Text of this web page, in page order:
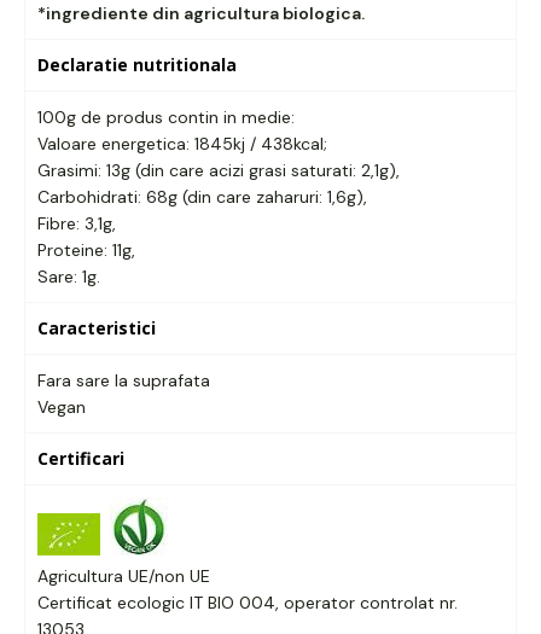
*ingrediente din agricultura biologica.
Declaratie nutritionala
100g de produs contin in medie:
Valoare energetica: 1845kj / 438kcal;
Grasimi: 13g (din care acizi grasi saturati: 2,1g),
Carbohidrati: 68g (din care zaharuri: 1,6g),
Fibre: 3,1g,
Proteine: 11g,
Sare: 1g.
Caracteristici
Fara sare la suprafata
Vegan
Certificari
Agricultura UE/non UE
Certificat ecologic IT BIO 004, operator controlat nr.
13053